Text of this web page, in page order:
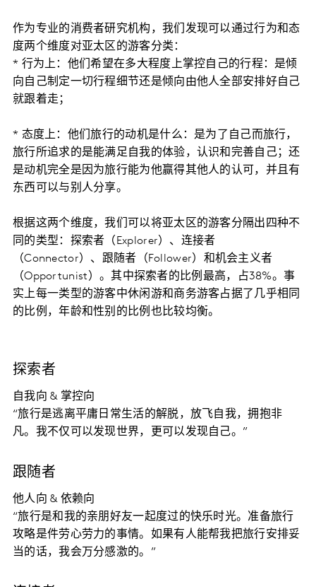
作为专业的消费者研究机构，我们发现可以通过行为和态
度两个维度对亚太区的游客分类：
* 行为上：他们希望在多大程度上掌控自己的行程：是倾
向自己制定一切行程细节还是倾向由他人全部安排好自己
就跟着走；
* 态度上：他们旅行的动机是什么：是为了自己而旅行，
旅行所追求的是能满足自我的体验，认识和完善自己；还
是动机完全是因为旅行能为他赢得其他人的认可，并且有
东西可以与别人分享。
根据这两个维度，我们可以将亚太区的游客分隔出四种不
同的类型：探索者（Explorer）、连接者
（Connector）、跟随者（Follower）和机会主义者
（Opportunist）。其中探索者的比例最高，占38%。事
实上每一类型的游客中休闲游和商务游客占据了几乎相同
的比例，年龄和性别的比例也比较均衡。
探索者
自我向 & 掌控向
“旅行是逃离平庸日常生活的解脱，放飞自我，拥抱非
凡。我不仅可以发现世界，更可以发现自己。”
跟随者
他人向 & 依赖向
“旅行是和我的亲朋好友一起度过的快乐时光。准备旅行
攻略是件劳心劳力的事情。如果有人能帮我把旅行安排妥
当的话，我会万分感激的。”